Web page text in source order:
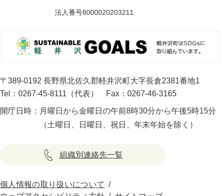
法人番号8000020203211
〒389-0192 長野県北佐久郡軽井沢町大字長倉2381番地1
Tel：0267-45-8111（代表）
Fax：0267-46-3165
開庁日時： 月曜日から金曜日の午前8時30分から午後5時15分
（土曜日、日曜日、祝日、年末年始を除く）
組織別連絡先一覧
個人情報の取り扱いについて